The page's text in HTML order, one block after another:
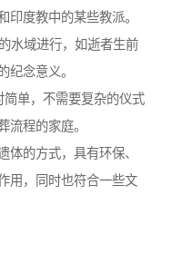
印度教中的某些教派。
水域进行，如逝者生前
纪念意义。
简单，不需要复杂的仪式
流程的家庭。
体的方式，具有环保、
用，同时也符合一些文